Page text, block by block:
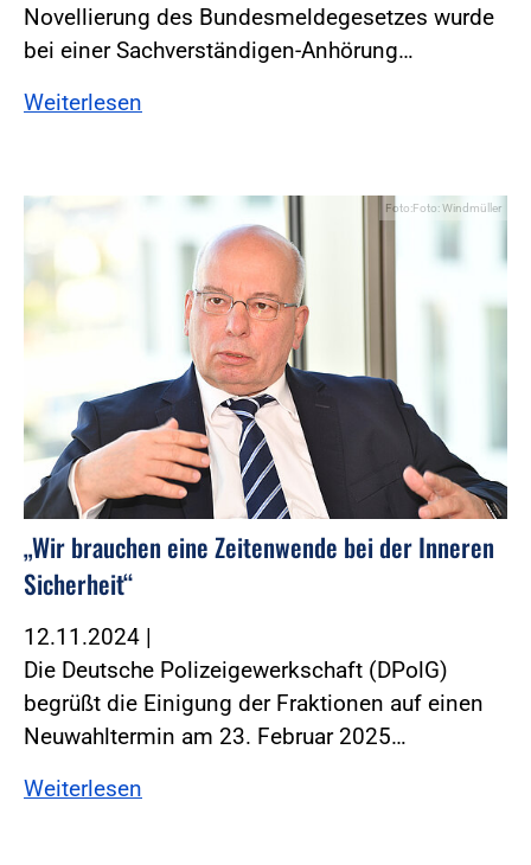
Novellierung des Bundesmeldegesetzes wurde
bei einer Sachverständigen-Anhörung…
Weiterlesen
Foto:Foto: Windmüller
„Wir brauchen eine Zeitenwende bei der Inneren
Sicherheit“
12.11.2024 |
Die Deutsche Polizeigewerkschaft (DPolG)
begrüßt die Einigung der Fraktionen auf einen
Neuwahltermin am 23. Februar 2025…
Weiterlesen